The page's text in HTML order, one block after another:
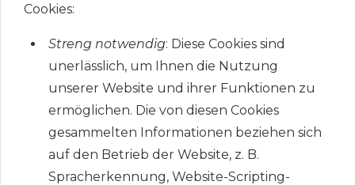
Cookies:
Streng notwendig: Diese Cookies sind
unerlässlich, um Ihnen die Nutzung
unserer Website und ihrer Funktionen zu
ermöglichen. Die von diesen Cookies
gesammelten Informationen beziehen sich
auf den Betrieb der Website, z. B.
Spracherkennung, Website-Scripting-